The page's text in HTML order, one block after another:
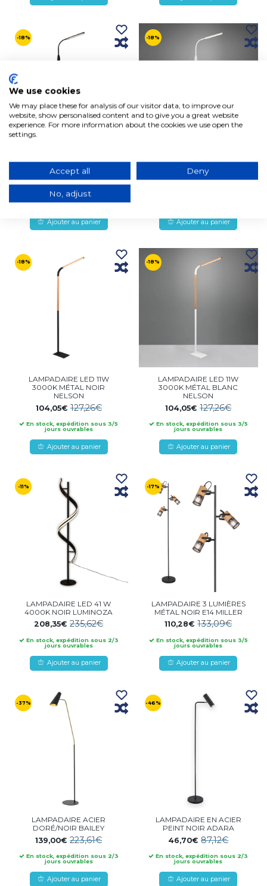
-18%
5W RÉGLABLE NOIR
TANNER
72,53€88,93€
En stock, expédition sous 3/5
jours ouvrables
Ajouter au panier
-18%
5W RÉGLABLE BLANC
TANNER
88,93€
Ajouter au panier
-18%
LAMPADAIRE LED 11W
3000K MÉTAL NOIR
NELSON
104,05€127,26€
En stock, expédition sous 3/5
jours ouvrables
Ajouter au panier
-18%
LAMPADAIRE LED 11W
3000K MÉTAL BLANC
NELSON
104,05€127,26€
En stock, expédition sous 3/5
jours ouvrables
Ajouter au panier
-11%
LAMPADAIRE LED 41 W
4000K NOIR LUMINOZA
208,35€235,62€
En stock, expédition sous 2/3
jours ouvrables
Ajouter au panier
-17%
LAMPADAIRE 3 LUMIÈRES
MÉTAL NOIR E14 MILLER
110,28€133,09€
En stock, expédition sous 3/5
jours ouvrables
Ajouter au panier
-37%
LAMPADAIRE ACIER
DORÉ/NOIR BAILEY
139,00€223,61€
En stock, expédition sous 2/3
jours ouvrables
Ajouter au panier
-46%
LAMPADAIRE EN ACIER
PEINT NOIR ADARA
46,70€87,12€
En stock, expédition sous 2/3
jours ouvrables
Ajouter au panier
We use cookies
We may place these for analysis of our visitor data, to improve our
website, show personalised content and to give you a great website
experience. For more information about the cookies we use open the
settings.
Accept all Deny
No, adjust